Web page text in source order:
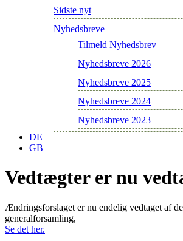
Sidste nyt
Nyhedsbreve
Tilmeld Nyhedsbrev
Nyhedsbreve 2026
Nyhedsbreve 2025
Nyhedsbreve 2024
Nyhedsbreve 2023
DE
GB
Vedtægter er nu
Ændringsforslaget er nu endelig vedtaget af
generalforsamling,
Se det her.